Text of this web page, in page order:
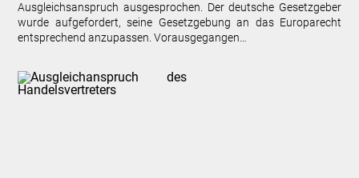
Ausgleichsanspruch ausgesprochen. Der deutsche Gesetzgeber
wurde aufgefordert, seine Gesetzgebung an das Europarecht
entsprechend anzupassen. Vorausgegangen…